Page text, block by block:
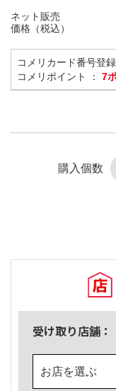
ネット販売
価格（税込）
コメリカード番号登
コメリポイント ： 7
購入個数
受け取り店舗：
お店を選ぶ